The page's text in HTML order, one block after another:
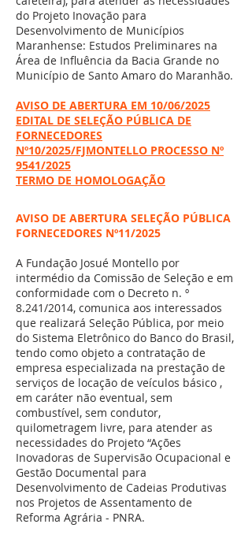
do Projeto Inovação para
Desenvolvimento de Municípios
Maranhense: Estudos Preliminares na
Área de Influência da Bacia Grande no
Município de Santo Amaro do Maranhão.
AVISO DE ABERTURA EM 10/06/2025
EDITAL DE SELEÇÃO PÚBLICA DE
FORNECEDORES
Nº10/2025/FJMONTELLO PROCESSO Nº
9541/2025
TERMO DE HOMOLOGAÇÃO
AVISO DE ABERTURA SELEÇÃO PÚBLICA
FORNECEDORES Nº11/2025
A Fundação Josué Montello por
intermédio da Comissão de Seleção e em
conformidade com o Decreto n. º
8.241/2014, comunica aos interessados
que realizará Seleção Pública, por meio
do Sistema Eletrônico do Banco do Brasil,
tendo como objeto a contratação de
empresa especializada na prestação de
serviços de locação de veículos básico ,
em caráter não eventual, sem
combustível, sem condutor,
quilometragem livre, para atender as
necessidades do Projeto “Ações
Inovadoras de Supervisão Ocupacional e
Gestão Documental para
Desenvolvimento de Cadeias Produtivas
nos Projetos de Assentamento de
Reforma Agrária - PNRA.